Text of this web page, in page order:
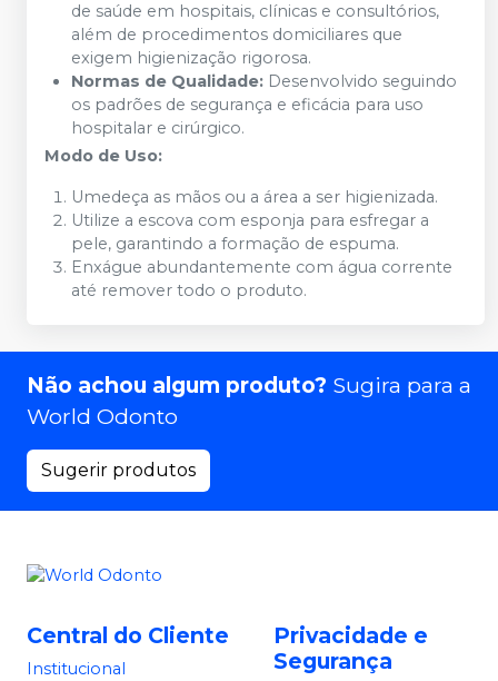
de saúde em hospitais, clínicas e consultórios,
além de procedimentos domiciliares que
exigem higienização rigorosa.
Normas de Qualidade: Desenvolvido seguindo
os padrões de segurança e eficácia para uso
hospitalar e cirúrgico.
Modo de Uso:
Umedeça as mãos ou a área a ser higienizada.
Utilize a escova com esponja para esfregar a
pele, garantindo a formação de espuma.
Enxágue abundantemente com água corrente
até remover todo o produto.
Não achou algum produto? Sugira para a
World Odonto
Sugerir produtos
Central do Cliente
Institucional
Privacidade e
Segurança